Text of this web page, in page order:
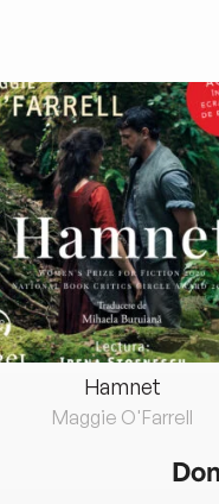
Hamnet
Maggie O'Farrell